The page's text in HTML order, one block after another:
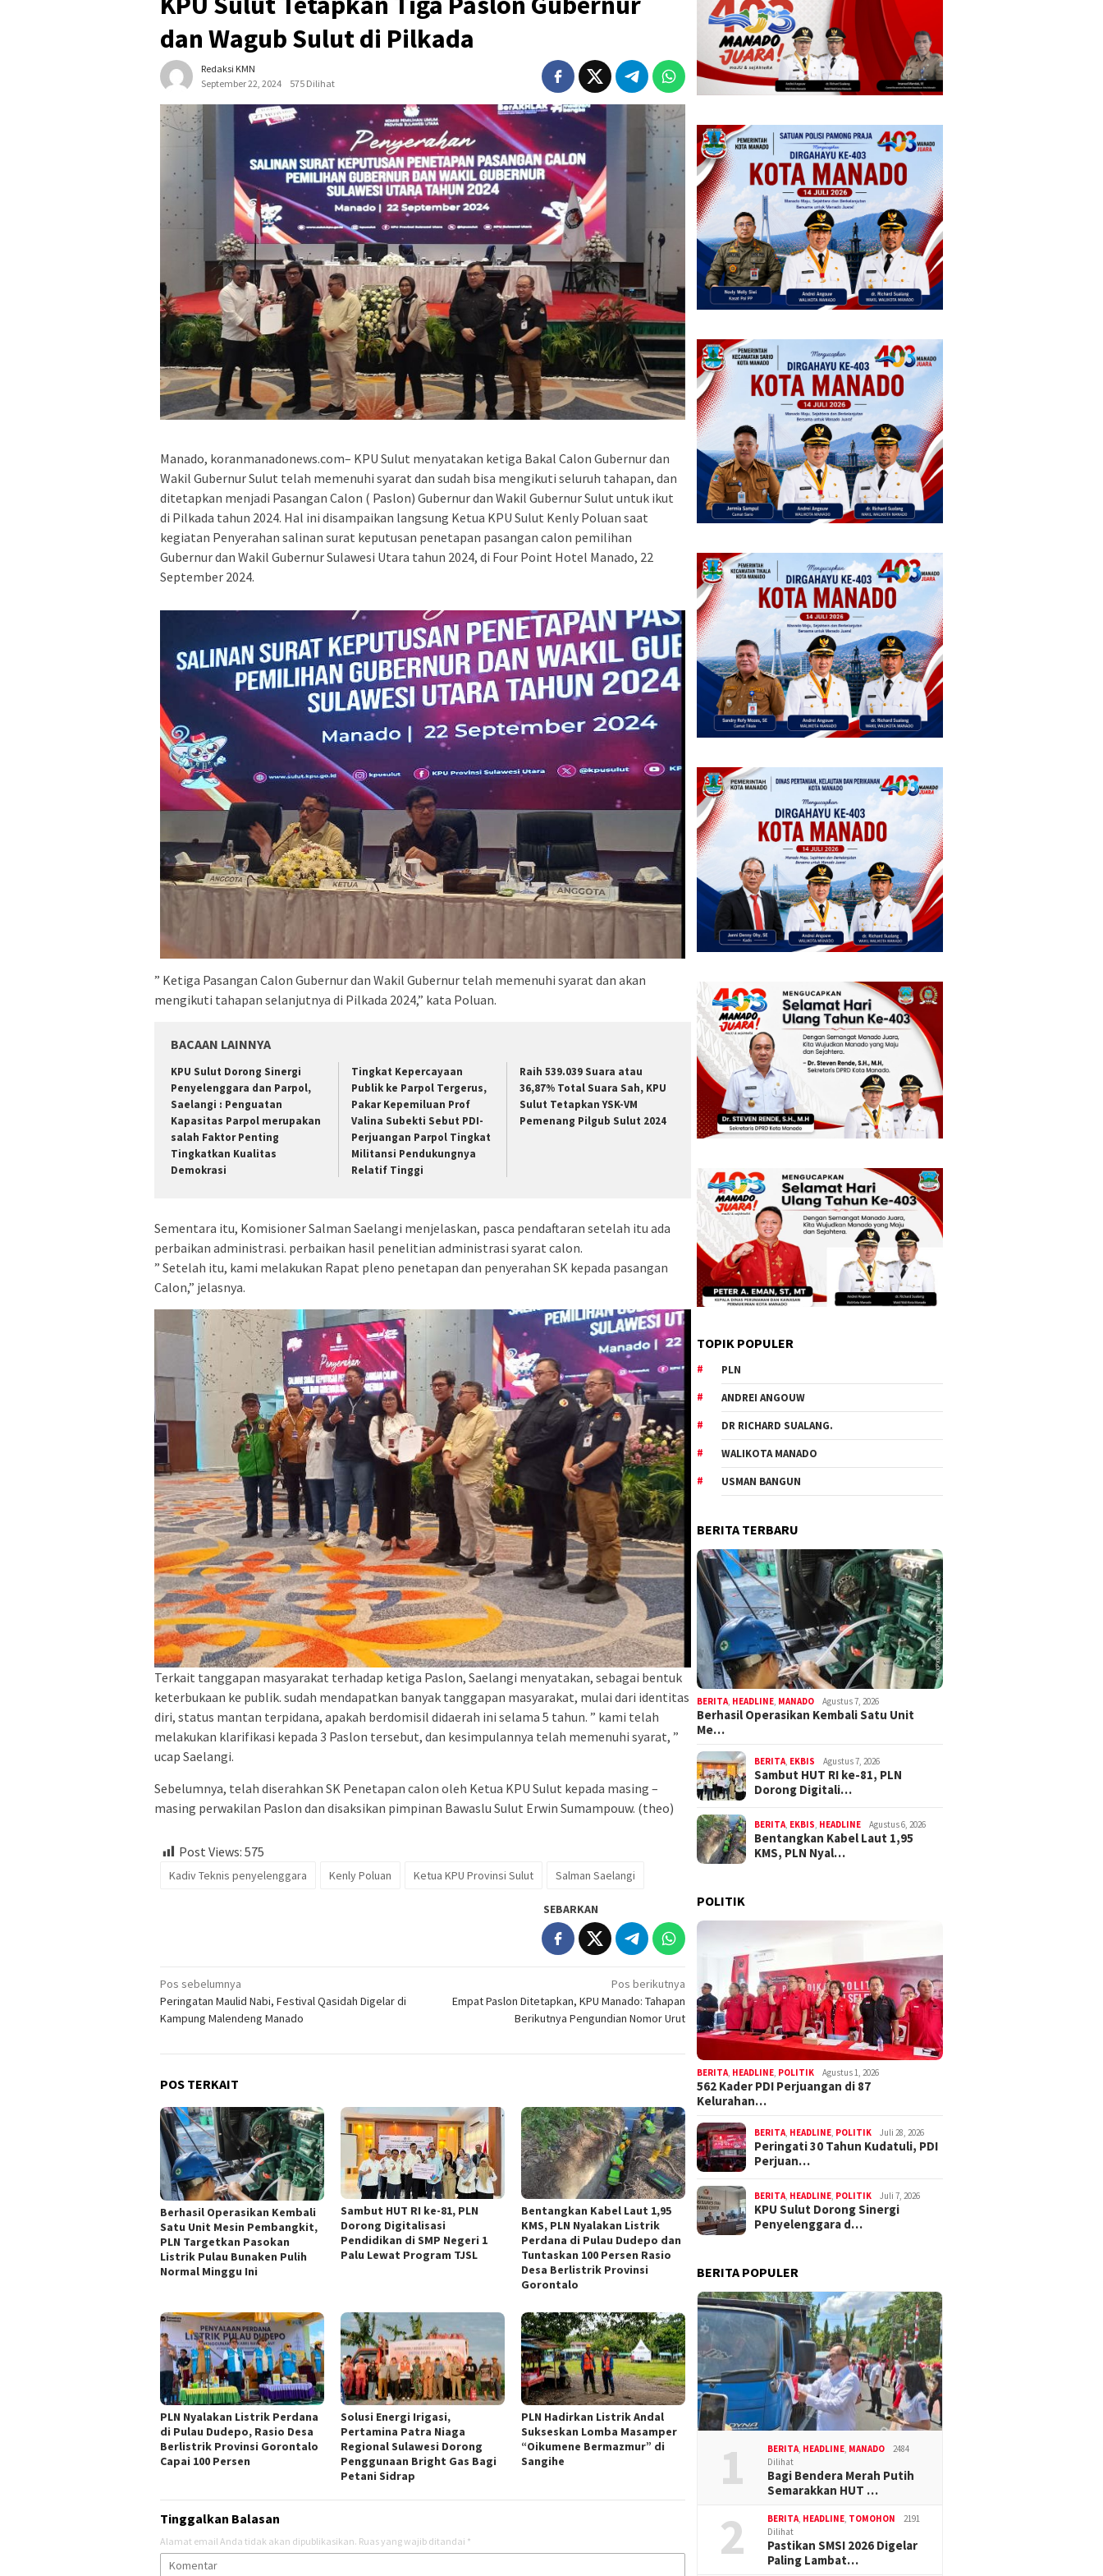
dan Wagub Sulut di Pilkada
Redaksi KMN
September 22, 2024
575 Dilihat
Manado, koranmanadonews.com– KPU Sulut menyatakan ketiga Bakal Calon Gubernur dan
Wakil Gubernur Sulut telah memenuhi syarat dan sudah bisa mengikuti seluruh tahapan, dan
ditetapkan menjadi Pasangan Calon ( Paslon) Gubernur dan Wakil Gubernur Sulut untuk ikut
di Pilkada tahun 2024. Hal ini disampaikan langsung Ketua KPU Sulut Kenly Poluan saat
kegiatan Penyerahan salinan surat keputusan penetapan pasangan calon pemilihan
Gubernur dan Wakil Gubernur Sulawesi Utara tahun 2024, di Four Point Hotel Manado, 22
September 2024.
” Ketiga Pasangan Calon Gubernur dan Wakil Gubernur telah memenuhi syarat dan akan
mengikuti tahapan selanjutnya di Pilkada 2024,” kata Poluan.
BACAAN LAINNYA
KPU Sulut Dorong Sinergi
Penyelenggara dan Parpol,
Saelangi : Penguatan
Kapasitas Parpol merupakan
salah Faktor Penting
Tingkatkan Kualitas
Demokrasi
Tingkat Kepercayaan
Publik ke Parpol Tergerus,
Pakar Kepemiluan Prof
Valina Subekti Sebut PDI-
Perjuangan Parpol Tingkat
Militansi Pendukungnya
Relatif Tinggi
Raih 539.039 Suara atau
36,87% Total Suara Sah, KPU
Sulut Tetapkan YSK-VM
Pemenang Pilgub Sulut 2024
Sementara itu, Komisioner Salman Saelangi menjelaskan, pasca pendaftaran setelah itu ada
perbaikan administrasi. perbaikan hasil penelitian administrasi syarat calon.
” Setelah itu, kami melakukan Rapat pleno penetapan dan penyerahan SK kepada pasangan
Calon,” jelasnya.
Terkait tanggapan masyarakat terhadap ketiga Paslon, Saelangi menyatakan, sebagai bentuk
keterbukaan ke publik. sudah mendapatkan banyak tanggapan masyarakat, mulai dari identitas
diri, status mantan terpidana, apakah berdomisil didaerah ini selama 5 tahun. ” kami telah
melakukan klarifikasi kepada 3 Paslon tersebut, dan kesimpulannya telah memenuhi syarat, ”
ucap Saelangi.
Sebelumnya, telah diserahkan SK Penetapan calon oleh Ketua KPU Sulut kepada masing –
masing perwakilan Paslon dan disaksikan pimpinan Bawaslu Sulut Erwin Sumampouw. (theo)
Post Views: 575
Kadiv Teknis penyelenggara Kenly Poluan Ketua KPU Provinsi Sulut Salman Saelangi
SEBARKAN
Navigasi
pos
Pos sebelumnya
Peringatan Maulid Nabi, Festival Qasidah Digelar di
Kampung Malendeng Manado
Pos berikutnya
Empat Paslon Ditetapkan, KPU Manado: Tahapan
Berikutnya Pengundian Nomor Urut
POS TERKAIT
Berhasil Operasikan Kembali
Satu Unit Mesin Pembangkit,
PLN Targetkan Pasokan
Listrik Pulau Bunaken Pulih
Normal Minggu Ini
Sambut HUT RI ke-81, PLN
Dorong Digitalisasi
Pendidikan di SMP Negeri 1
Palu Lewat Program TJSL
Bentangkan Kabel Laut 1,95
KMS, PLN Nyalakan Listrik
Perdana di Pulau Dudepo dan
Tuntaskan 100 Persen Rasio
Desa Berlistrik Provinsi
Gorontalo
PLN Nyalakan Listrik Perdana
di Pulau Dudepo, Rasio Desa
Berlistrik Provinsi Gorontalo
Capai 100 Persen
Solusi Energi Irigasi,
Pertamina Patra Niaga
Regional Sulawesi Dorong
Penggunaan Bright Gas Bagi
Petani Sidrap
PLN Hadirkan Listrik Andal
Sukseskan Lomba Masamper
“Oikumene Bermazmur” di
Sangihe
Tinggalkan Balasan
Alamat email Anda tidak akan dipublikasikan. Ruas yang wajib ditandai *
TOPIK POPULER
PLN
ANDREI ANGOUW
DR RICHARD SUALANG.
WALIKOTA MANADO
USMAN BANGUN
BERITA TERBARU
BERITA HEADLINE MANADO Agustus 7, 2026
Berhasil Operasikan Kembali Satu Unit
Me…
BERITA EKBIS Agustus 7, 2026
Sambut HUT RI ke-81, PLN
Dorong Digitali…
BERITA EKBIS HEADLINE Agustus 6, 2026
Bentangkan Kabel Laut 1,95
KMS, PLN Nyal…
POLITIK
BERITA HEADLINE POLITIK Agustus 1, 2026
562 Kader PDI Perjuangan di 87
Kelurahan…
BERITA HEADLINE POLITIK Juli 28, 2026
Peringati 30 Tahun Kudatuli, PDI
Perjuan…
BERITA HEADLINE POLITIK Juli 7, 2026
KPU Sulut Dorong Sinergi
Penyelenggara d…
BERITA POPULER
1 BERITA, HEADLINE, MANADO
2484
Dilihat
Bagi Bendera Merah Putih
Semarakkan HUT …
2 BERITA, HEADLINE, TOMOHON
2191
Dilihat
Pastikan SMSI 2026 Digelar
Paling Lambat…